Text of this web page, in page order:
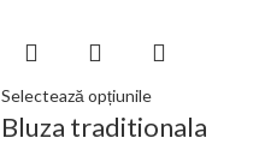
Selectează opțiunile
Bluza traditionala